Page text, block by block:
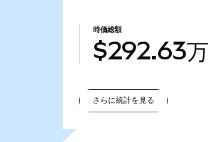
時価総額
$292.63万
さらに統計を見る